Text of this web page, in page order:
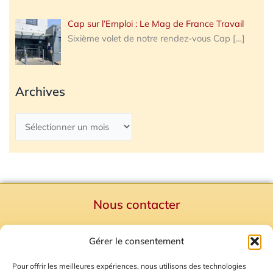
Gérer le consentement
Pour offrir les meilleures expériences, nous utilisons des technologies
Cap sur l’Emploi : Le Mag de France Travail
Sixième volet de notre rendez-vous Cap […]
Archives
Nous contacter
Mentions Légales
Plan du site